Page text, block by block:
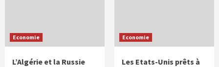
Economie
L’Algérie et la Russie
Economie
Les Etats-Unis prêts à